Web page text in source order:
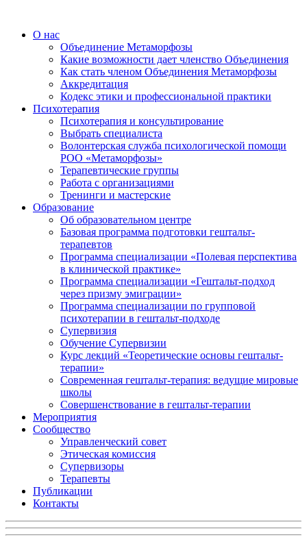
О нас
Объединение Метаморфозы
Какие возможности дает членство Объединения
Как стать членом Объединения Метаморфозы
Аккредитация
Кодекс этики и профессиональной практики
Психотерапия
Психотерапия и консультирование
Выбрать специалиста
Волонтерская служба психологической помощи
РОО «Метаморфозы»
Терапевтические группы
Работа с организациями
Тренинги и мастерские
Образование
Об образовательном центре
Базовая программа подготовки гештальт-
терапевтов
Программа специализации «Полевая перспектива
в клинической практике»
Программа специализации «Гештальт-подход
через призму эмиграции»
Программа специализации по групповой
психотерапии в гештальт-подходе
Супервизия
Обучение Супервизии
Курс лекций «Теоретические основы гештальт-
терапии»
Современная гештальт-терапия: ведущие мировые
школы
Совершенствование в гештальт-терапии
Мероприятия
Сообщество
Управленческий совет
Этическая комиссия
Супервизоры
Терапевты
Публикации
Контакты